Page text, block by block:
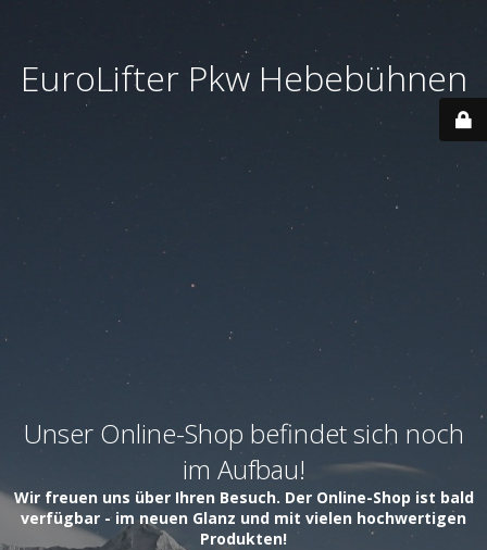
EuroLifter Pkw Hebebühnen
Unser Online-Shop befindet sich noch
im Aufbau!
Wir freuen uns über Ihren Besuch. Der Online-Shop ist bald
verfügbar - im neuen Glanz und mit vielen hochwertigen
Produkten!